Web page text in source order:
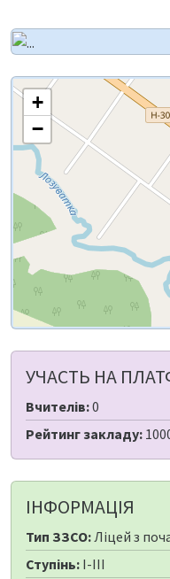
+
−
УЧАСТЬ НА
Вчителів:0
Рейтинг закладу:
ІНФОРМАЦІЯ
Тип ЗЗСО:Ліцей з
Ступінь: I-III